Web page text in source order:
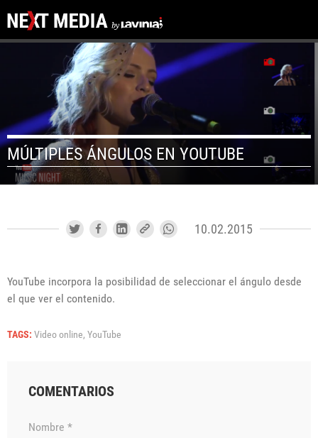
MÚLTIPLES ÁNGULOS EN YOUTUBE
10.02.2015
YouTube incorpora la posibilidad de seleccionar el ángulo desde
el que ver el contenido.
TAGS: Video online, YouTube
COMENTARIOS
Nombre *